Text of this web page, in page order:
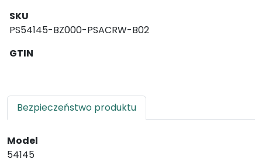
SKU
PS54145-BZ000-PSACRW-B02
GTIN
Bezpieczeństwo produktu
Model
54145